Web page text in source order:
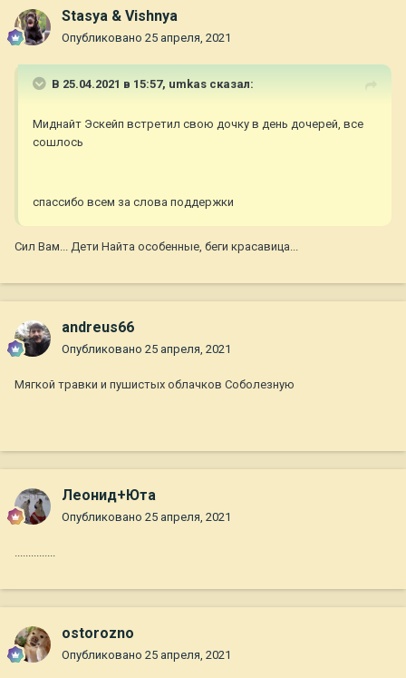
Stasya & Vishnya
Опубликовано 25 апреля, 2021
В 25.04.2021 в 15:57, umkas сказал:
Миднайт Эскейп встретил свою дочку в день дочерей, все
сошлось
спассибо всем за слова поддержки
Сил Вам... Дети Найта особенные, беги красавица...
andreus66
Опубликовано 25 апреля, 2021
Мягкой травки и пушистых облачков Соболезную
Леонид+Юта
Опубликовано 25 апреля, 2021
...............
ostorozno
Опубликовано 25 апреля, 2021